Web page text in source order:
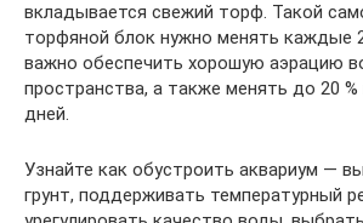
вкладывается свежий торф. Такой
торфяной блок нужно менять каждые
важно обеспечить хорошую аэрацию
пространства, а также менять до 20
дней.
Узнайте как обустроить аквариум —
грунт, поддерживать температурный